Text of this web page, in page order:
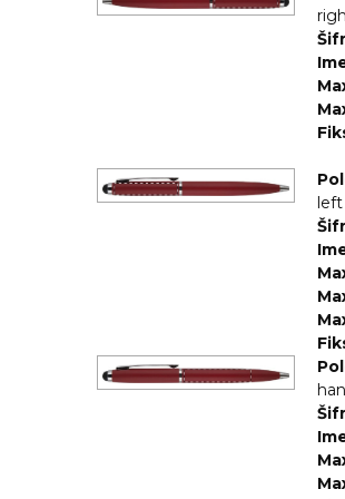
SUBLIMACIJA
HYGIENIC KOLEKCIJA